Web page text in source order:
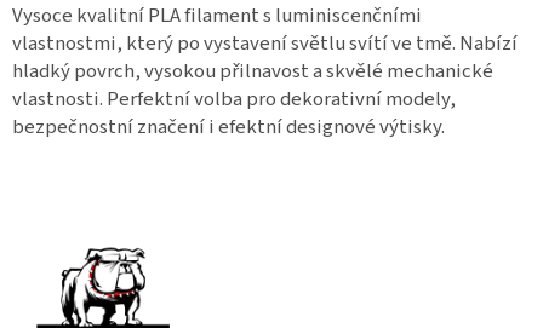
Vysoce kvalitní PLA filament s luminiscenčními
vlastnostmi, který po vystavení světlu svítí ve tmě. Nabízí
hladký povrch, vysokou přilnavost a skvělé mechanické
vlastnosti. Perfektní volba pro dekorativní modely,
bezpečnostní značení i efektní designové výtisky.